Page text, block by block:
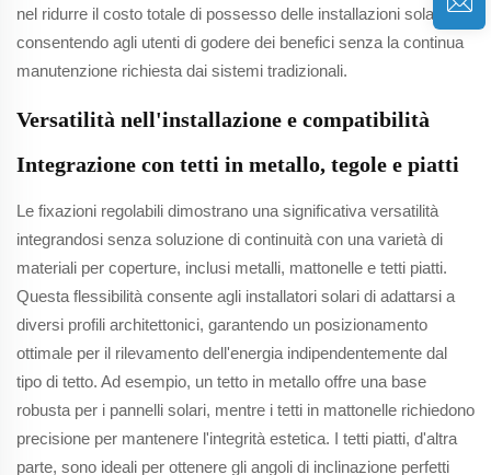
nel ridurre il costo totale di possesso delle installazioni solari,
consentendo agli utenti di godere dei benefici senza la continua
manutenzione richiesta dai sistemi tradizionali.
Versatilità nell'installazione e compatibilità
Integrazione con tetti in metallo, tegole e piatti
Le fixazioni regolabili dimostrano una significativa versatilità
integrandosi senza soluzione di continuità con una varietà di
materiali per coperture, inclusi metalli, mattonelle e tetti piatti.
Questa flessibilità consente agli installatori solari di adattarsi a
diversi profili architettonici, garantendo un posizionamento
ottimale per il rilevamento dell'energia indipendentemente dal
tipo di tetto. Ad esempio, un tetto in metallo offre una base
robusta per i pannelli solari, mentre i tetti in mattonelle richiedono
precisione per mantenere l'integrità estetica. I tetti piatti, d'altra
parte, sono ideali per ottenere gli angoli di inclinazione perfetti